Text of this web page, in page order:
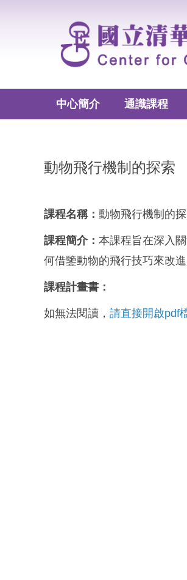
中心簡介 通識課程
動物飛行機制的探索
課程名稱： 動物飛行機制的
課程簡介： 本課程旨在深入
何借鑒動物的飛行技巧來改
課程計畫書：
如無法閱讀， 請直接開啟pdf